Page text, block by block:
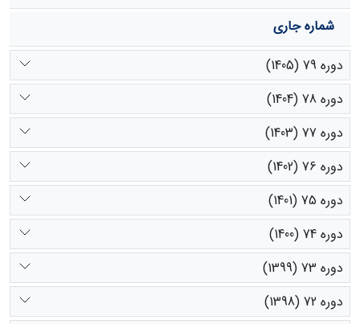
شماره جاری
دوره 79 (1405)
دوره 78 (1404)
دوره 77 (1403)
دوره 76 (1402)
دوره 75 (1401)
دوره 74 (1400)
دوره 73 (1399)
دوره 72 (1398)